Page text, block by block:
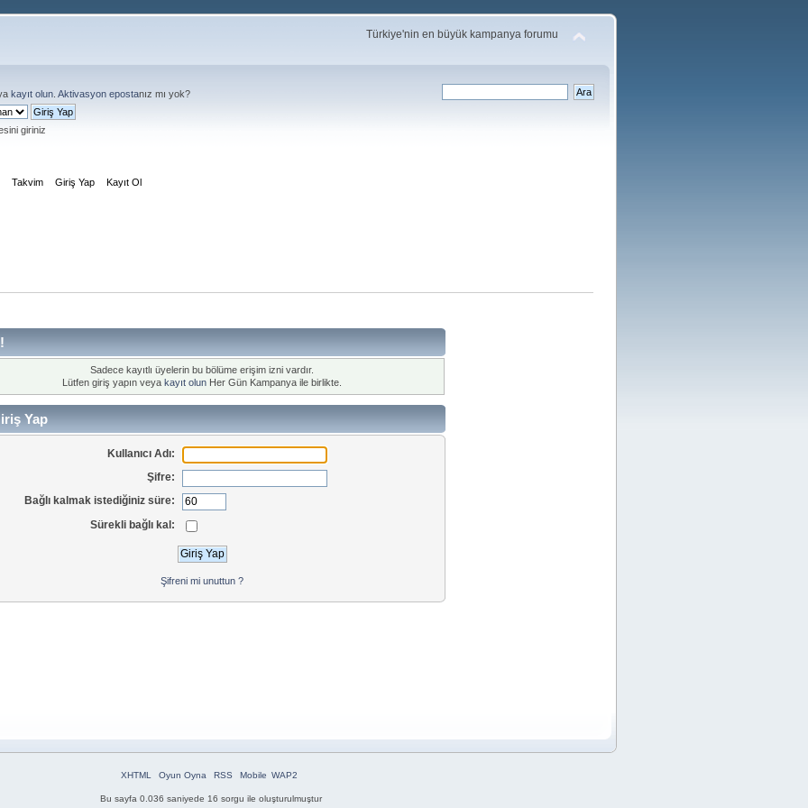
Türkiye'nin en büyük kampanya forumu
kayıt olun Aktivasyon epostanız mı yok?
giriniz
Takvim Giriş Yap Kayıt Ol
Sadece kayıtlı üyelerin bu bölüme erişim izni vardır.
Lütfen giriş yapın veya kayıt olun Her Gün Kampanya ile birlikte.
Yap
Kullanıcı Adı:
Şifre:
Bağlı kalmak istediğiniz süre:
Sürekli bağlı kal:
Şifreni mi unuttun ?
XHTML Oyun Oyna RSS Mobile WAP2
Bu sayfa 0.036 saniyede 16 sorgu ile oluşturulmuştur